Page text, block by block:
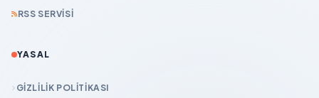
RSS SERVISI
YASAL
GIZLILIK POLITIKASI